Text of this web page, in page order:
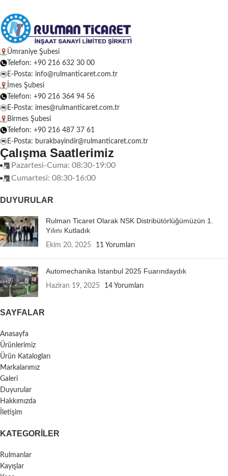
Ümraniye Şubesi
Telefon: +90 216 632 30 00
E-Posta: info@rulmanticaret.com.tr
İmes Şubesi
Telefon: +90 216 364 94 56
E-Posta: imes@rulmanticaret.com.tr
Birmes Şubesi
Telefon: +90 216 487 37 61
E-Posta: burakbayindir@rulmanticaret.com.tr
Çalışma Saatlerimiz
Pazartesi-Cuma: 08:30-19:00
Cumartesi: 08:30-16:00
DUYURULAR
Rulman Ticaret Olarak NSK Distribütörlüğümüzün 1.
Yılını Kutladık
Ekim 20, 2025 11 Yorumları
Automechanika Istanbul 2025 Fuarındaydık
Haziran 19, 2025 14 Yorumları
SAYFALAR
Anasayfa
Ürünlerimiz
Ürün Katalogları
Markalarımız
Galeri
Duyurular
Hakkımızda
İletişim
KATEGORILER
Rulmanlar
Kayışlar